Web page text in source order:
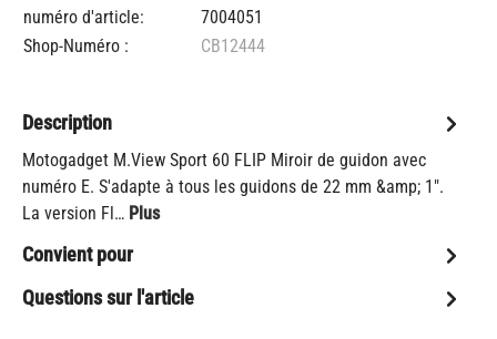
numéro d'article:
7004051
Shop-Numéro :
CB12444
Description
Motogadget M.View Sport 60 FLIP Miroir de guidon avec
numéro E. S'adapte à tous les guidons de 22 mm &amp; 1".
La version Fl… Plus
Convient pour
Questions sur l'article